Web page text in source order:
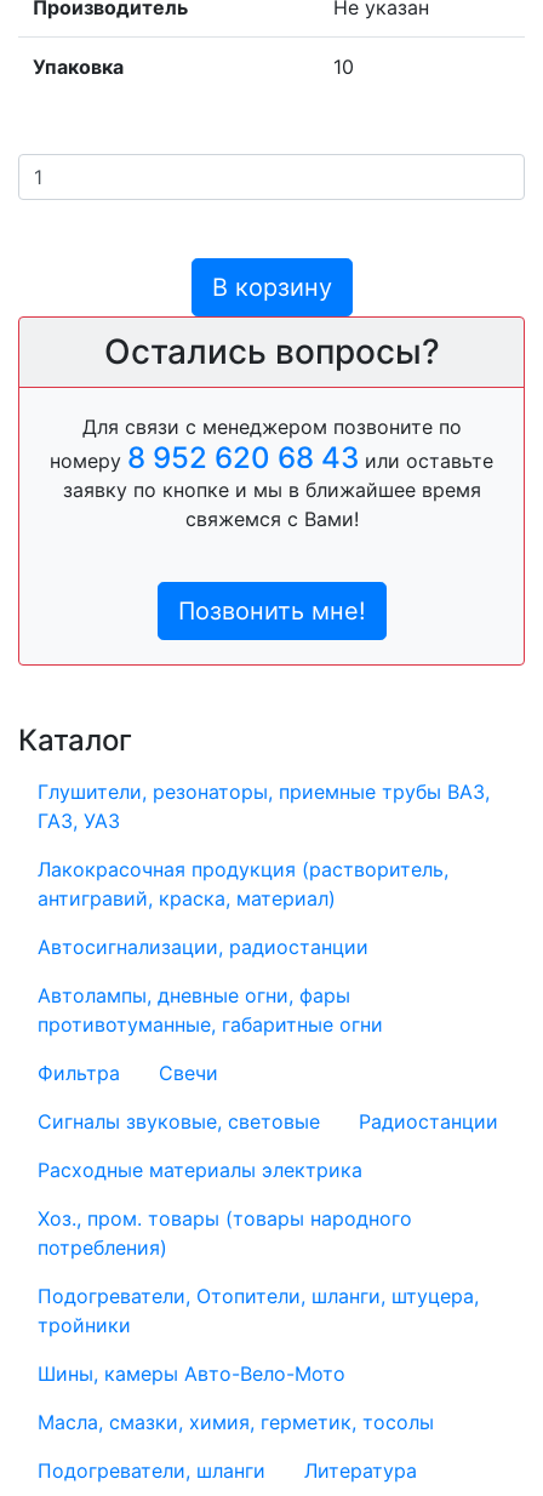
Производитель Не указан
Упаковка 10
В корзину
Остались вопросы?
Для связи с менеджером позвоните по
номеру 8 952 620 68 43 или оставьте
заявку по кнопке и мы в ближайшее время
свяжемся с Вами!
Позвонить мне!
Каталог
Глушители, резонаторы, приемные трубы ВАЗ,
ГАЗ, УАЗ
Лакокрасочная продукция (растворитель,
антигравий, краска, материал)
Автосигнализации, радиостанции
Автолампы, дневные огни, фары
противотуманные, габаритные огни
Фильтра
Свечи
Сигналы звуковые, световые
Радиостанции
Расходные материалы электрика
Хоз., пром. товары (товары народного
потребления)
Подогреватели, Отопители, шланги, штуцера,
тройники
Шины, камеры Авто-Вело-Мото
Масла, смазки, химия, герметик, тосолы
Подогреватели, шланги
Литература